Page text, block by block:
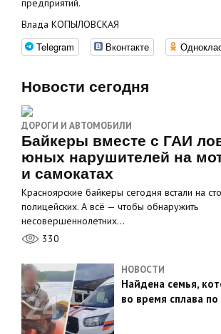
предприятий.
Влада КОПЫЛОВСКАЯ
Telegram Вконтакте
Новости сегодня
ДОРОГИ И АВТОМОБИЛИ
Байкеры вместе с ГАИ
юных нарушителей на
и самокатах
Красноярские байкеры сегодня встали на
полицейских. А всё — чтобы обнаружить
несовершеннолетних…
330
НОВОСТИ
Найдена семья,
во время сплава